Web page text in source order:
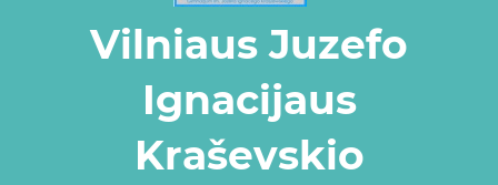
Vilniaus Juzefo
Ignacijaus
Kraševskio